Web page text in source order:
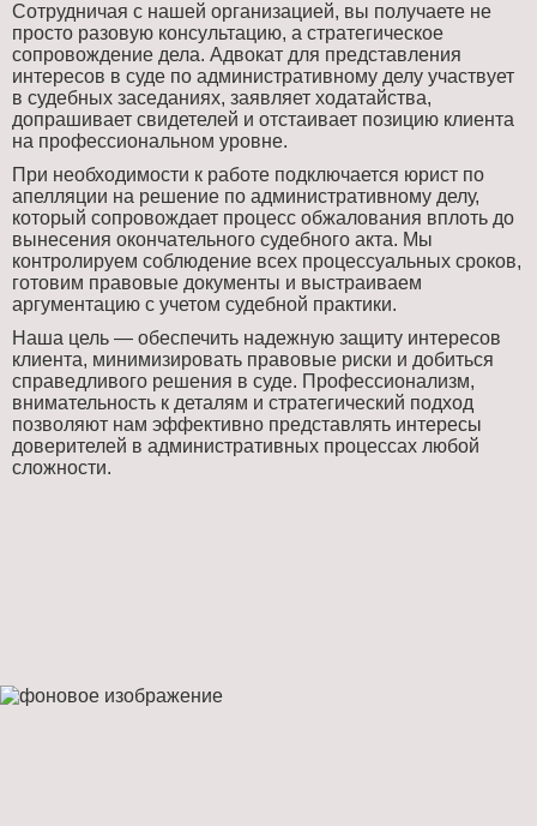
Сотрудничая с нашей организацией, вы получаете не
просто разовую консультацию, а стратегическое
сопровождение дела. Адвокат для представления
интересов в суде по административному делу участвует
в судебных заседаниях, заявляет ходатайства,
допрашивает свидетелей и отстаивает позицию клиента
на профессиональном уровне.
При необходимости к работе подключается юрист по
апелляции на решение по административному делу,
который сопровождает процесс обжалования вплоть до
вынесения окончательного судебного акта. Мы
контролируем соблюдение всех процессуальных сроков,
готовим правовые документы и выстраиваем
аргументацию с учетом судебной практики.
Наша цель — обеспечить надежную защиту интересов
клиента, минимизировать правовые риски и добиться
справедливого решения в суде. Профессионализм,
внимательность к деталям и стратегический подход
позволяют нам эффективно представлять интересы
доверителей в административных процессах любой
сложности.